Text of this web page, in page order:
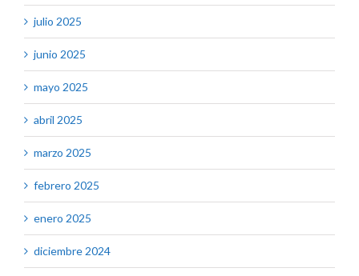
julio 2025
junio 2025
mayo 2025
abril 2025
marzo 2025
febrero 2025
enero 2025
diciembre 2024